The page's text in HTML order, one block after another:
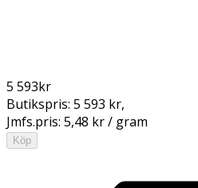
5 593kr
Butikspris: 5 593 kr,
Jmfs.pris: 5,48 kr / gram
Köp